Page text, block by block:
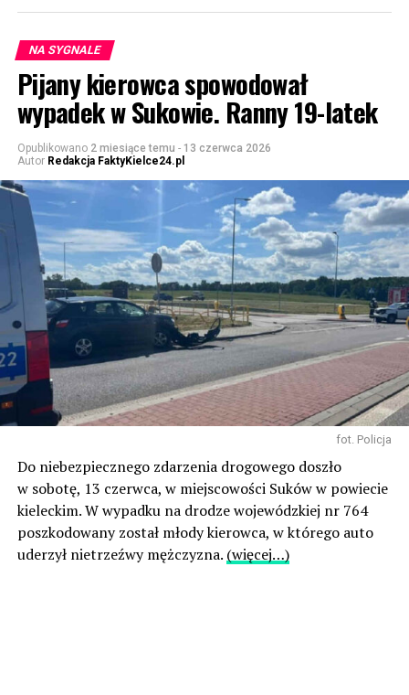
NA SYGNALE
Pijany kierowca spowodował
wypadek w Sukowie. Ranny 19-latek
Opublikowano 2 miesiące temu - 13 czerwca 2026
Autor Redakcja FaktyKielce24.pl
fot. Policja
Do niebezpiecznego zdarzenia drogowego doszło
w sobotę, 13 czerwca, w miejscowości Suków w powiecie
kieleckim. W wypadku na drodze wojewódzkiej nr 764
poszkodowany został młody kierowca, w którego auto
uderzył nietrzeźwy mężczyzna. (więcej…)